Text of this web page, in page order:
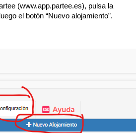
(www.app.partee.es), pulsa la
el botón “Nuevo alojamiento”.